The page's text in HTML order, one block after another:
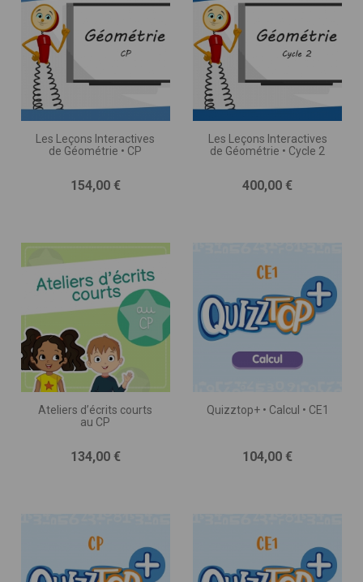
Les Leçons Interactives
de Géométrie • CP
Prix
154,00 €
Les Leçons Interactives
de Géométrie • Cycle 2
Prix
400,00 €
Ateliers d’écrits courts
au CP
Prix
134,00 €
Quizztop+ • Calcul • CE1
Prix
104,00 €